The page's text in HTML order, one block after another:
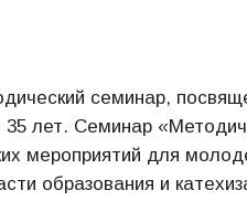
семинар,
лет. Семинар
мероприятий для
образования и